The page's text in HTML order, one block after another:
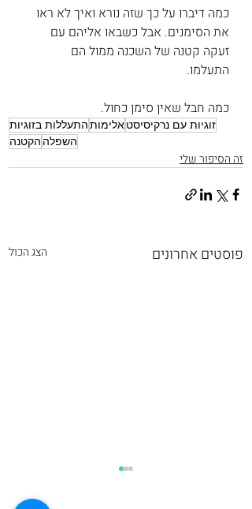
כמה דיברו על כך שזה נורא ואיך לא ראו
את הסימנים. אבל כשבאו אליהם עם
זעקה קטנה של השכנה ממול הם
התעלמו.
כמה חבל שאין סימן כחול.
זוגיות עם נרקיסיסטאלימותהתעללות בזוגיות
השפלה הקטנה
זה הסיפור שלי
פוסטים אחרונים הצג הכול